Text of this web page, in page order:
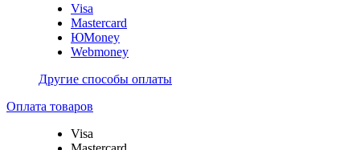
Visa
Mastercard
ЮMoney
Webmoney
Другие способы оплаты
Оплата товаров
Visa